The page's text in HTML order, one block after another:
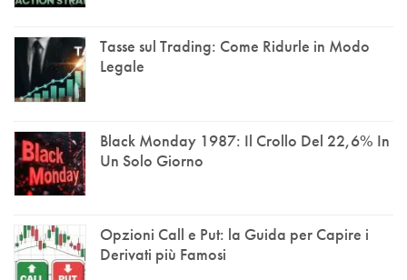
Tasse sul Trading: Come Ridurle in Modo
Legale
Black Monday 1987: Il Crollo Del 22,6% In
Un Solo Giorno
Opzioni Call e Put: la Guida per Capire i
Derivati più Famosi